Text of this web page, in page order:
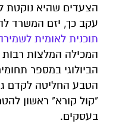
הצעדים שהיא נוקטת
עקב כך, יזם המשרד
תוכנית לאומית
המכילה המלצות רבות
הביולוגי במספר
"קול קורא" ראשון
בעסקים.